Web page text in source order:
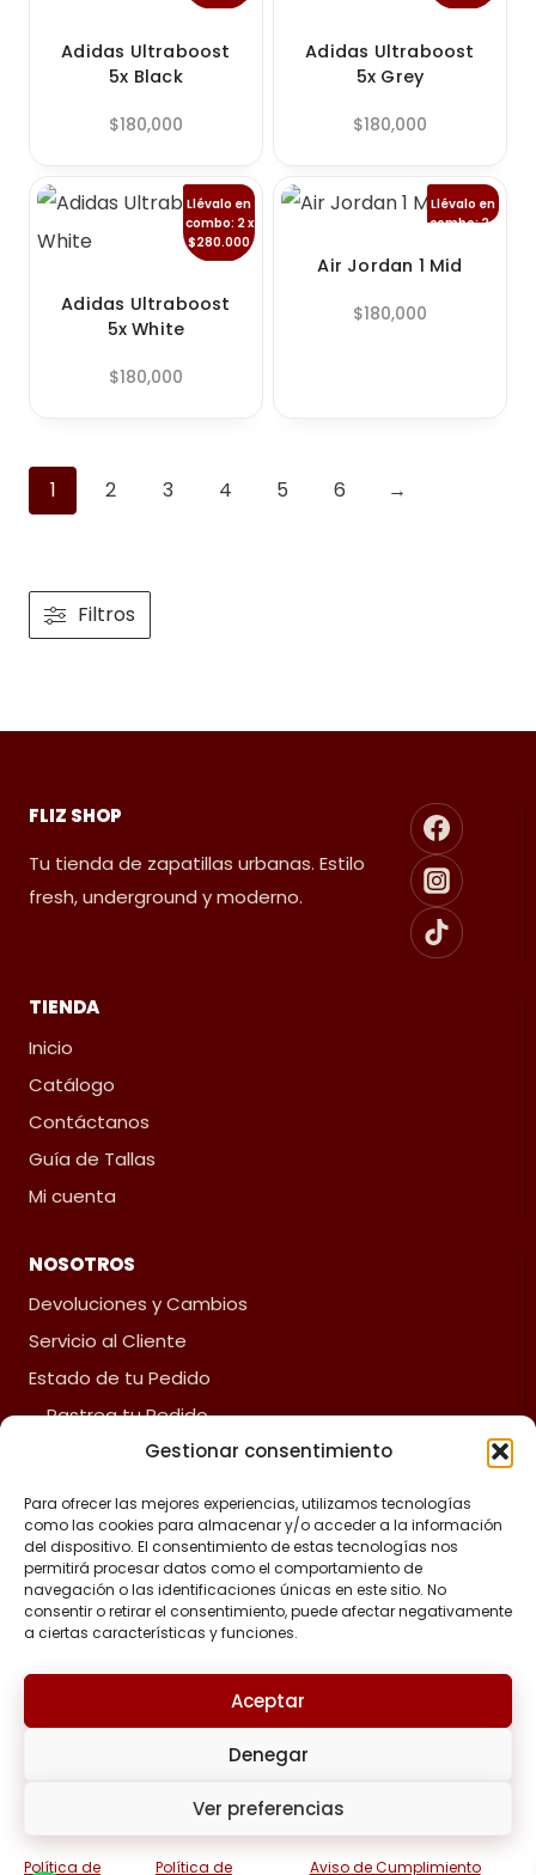
Gestionar consentimiento
Para ofrecer las mejores experiencias, utilizamos tecnologías
como las cookies para almacenar y/o acceder a la información
del dispositivo. El consentimiento de estas tecnologías nos
permitirá procesar datos como el comportamiento de
navegación o las identificaciones únicas en este sitio. No
consentir o retirar el consentimiento, puede afectar negativamente
a ciertas características y funciones.
Aceptar
Denegar
Ver preferencias
Política de Política de Aviso de Cumplimiento
Adidas Ultraboost
5x Black
$180,000
Adidas Ultraboost
5x Grey
$180,000
Llévalo en
combo: 2 x
$280.000
Adidas Ultraboost
5x White
$180,000
Llévalo en
combo: 2 x
Air Jordan 1 Mid
$180,000
1 2 3 4 5 6 →
Filtros
FLIZ SHOP
Tu tienda de zapatillas urbanas. Estilo
fresh, underground y moderno.
TIENDA
Inicio
Catálogo
Contáctanos
Guía de Tallas
Mi cuenta
NOSOTROS
Devoluciones y Cambios
Servicio al Cliente
Estado de tu Pedido
Rastrea tu Pedido
Preguntas Frecuentes
ACERCA DE FLIZ
Política de reembolsos y devoluciones
Política de privacidad
Términos y Condiciones
Aviso de Cumplimiento Legal